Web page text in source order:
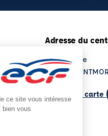
Adresse du
ZA La Barre
86500
Voir sur la carte